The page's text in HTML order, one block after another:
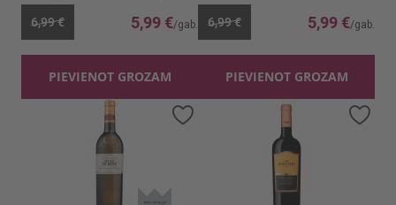
6,99 € 5,99 €
PIEVIENOT GROZAM
6,99 € 5,99 €
PIEVIENOT GROZAM
Pievienot vēlmju sarakstam